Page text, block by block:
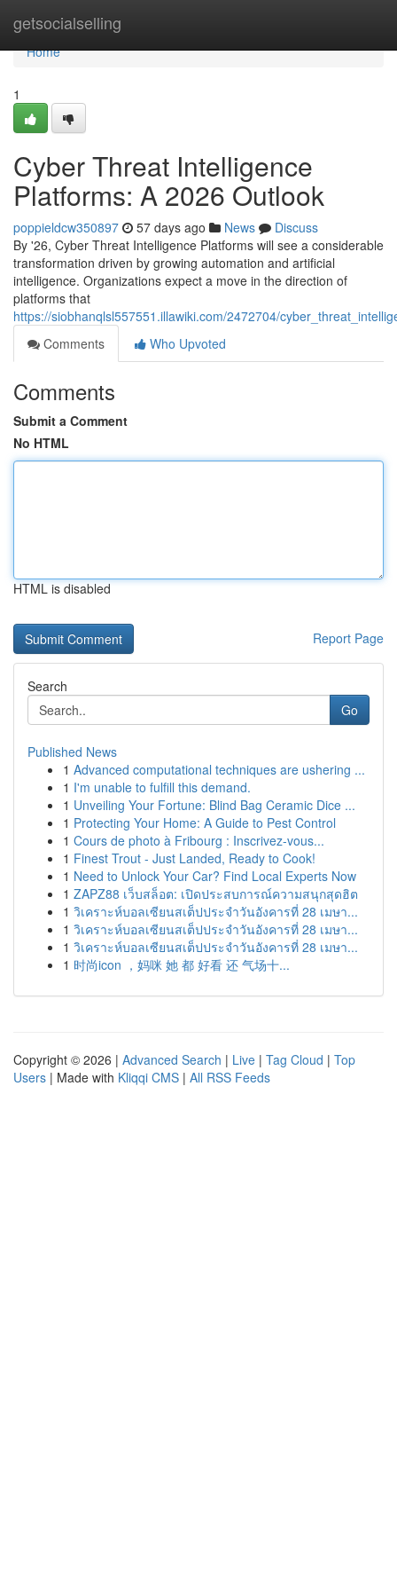
getsocialselling
Home
Home
1
Cyber Threat Intelligence
Platforms: A 2026 Outlook
poppieldcw350897 57 days ago News
Discuss
By '26, Cyber Threat Intelligence Platforms will see a considerable
transformation driven by growing automation and artificial
intelligence. Organizations expect a move in the direction of
platforms that
https://siobhanqlsl557551.illawiki.com/2472704/
Comments
Who Upvoted
Comments
Submit a Comment
No HTML
HTML is disabled
Report Page
Search
Go
Published News
1 Advanced computational techniques are ushering ...
1 I'm unable to fulfill this demand.
1 Unveiling Your Fortune: Blind Bag Ceramic Dice ...
1 Protecting Your Home: A Guide to Pest Control
1 Cours de photo à Fribourg : Inscrivez-vous...
1 Finest Trout - Just Landed, Ready to Cook!
1 Need to Unlock Your Car? Find Local Experts Now
1 ZAPZ88 เว็บสล็อต: เปิดประสบการณ์ความสนุกสุดฮิต
1 วิเคราะห์บอลเซียนสเต็ปประจำวันอังคารที่ 28 เมษา...
1 วิเคราะห์บอลเซียนสเต็ปประจำวันอังคารที่ 28 เมษา...
1 วิเคราะห์บอลเซียนสเต็ปประจำวันอังคารที่ 28 เมษา...
1 时尚icon ，妈咪 她 都 好看 还 气场十...
Copyright © 2026 | Advanced Search | Live | Tag Cloud | Top
Users | Made with Kliqqi CMS | All RSS Feeds